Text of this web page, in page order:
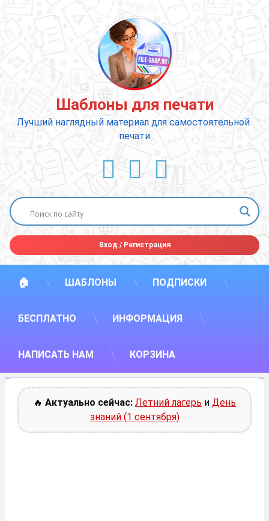
содержимому
Шаблоны для печати
Лучший наглядный материал для самостоятельной
печати
ВКонтакте
YouTube
E-mail
Вход /Регистрация
🏠 ШАБЛОНЫ ПОДПИСКИ
БЕСПЛАТНО ИНФОРМАЦИЯ
НАПИСАТЬ НАМ КОРЗИНА
🔥 Актуально сейчас: Летний лагерь и День
знаний (1 сентября)